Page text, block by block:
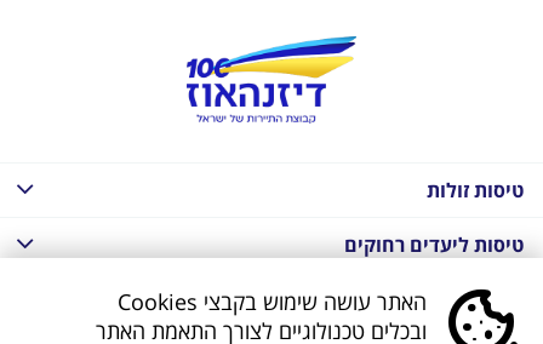
טיסות זולות
טיסות ליעדים רחוקים
חבילות נופש בחו"ל
האתר עושה שימוש בקבצי Cookies
ובכלים טכנולוגיים לצורך התאמת האתר